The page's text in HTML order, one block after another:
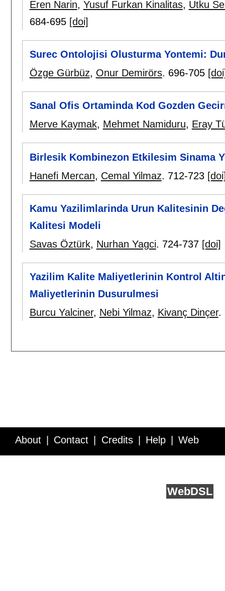
Eren Narin, Yusuf Furkan Kinalitas, Utku
684-695 [doi]
Surec Ontolojisi Olusturma Yontemi:
Özge Gürbüz, Onur Demirörs. 696-705
Sanal Ofis Ortaminda Kod Gozden
Merve Kaymak, Mehmet Namiduru, Eray
Birlesik Kombinezon Etkilesim Sinama
Hanefi Mercan, Cemal Yilmaz. 712-723
Kamu Yazilimlarinda Urun Kalitesinin
Kalitesi Modeli
Savas Öztürk, Nurhan Yagci. 724-737 [doi]
Yazilim Kalite Maliyetlerinin Kontrol
Maliyetlerinin Dusurulmesi
Burcu Yalciner, Nebi Yilmaz, Kivanç Dinçer.
About Contact Credits Help Web
WebDSL